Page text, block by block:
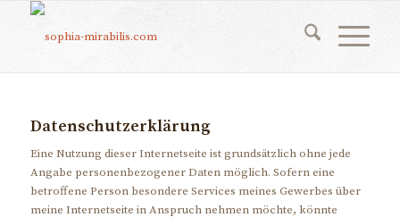
Datenschutzerklärung
Eine Nutzung dieser Internetseite ist grundsätzlich ohne jede
Angabe personenbezogener Daten möglich. Sofern eine
betroffene Person besondere Services meines Gewerbes über
meine Internetseite in Anspruch nehmen möchte, könnte